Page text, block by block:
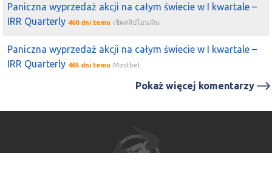
Paniczna wyprzedaż akcji na całym świecie w I kwartale –
IRR Quarterly 460 dni temu เช็คสลิปโอนเงิน
Paniczna wyprzedaż akcji na całym świecie w I kwartale –
IRR Quarterly 465 dni temu Mostbet
Pokaż więcej komentarzy